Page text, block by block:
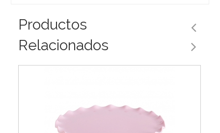
Productos
Relacionados